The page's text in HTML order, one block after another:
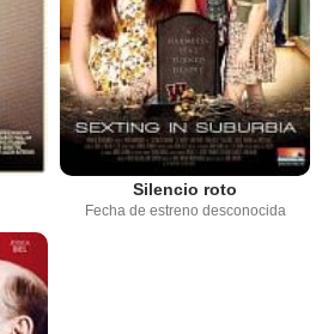
Silencio roto
Fecha de estreno desconocida